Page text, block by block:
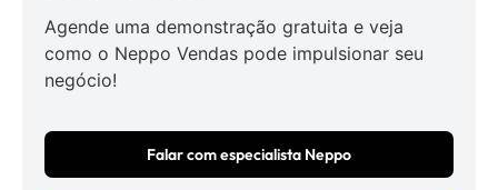
Agende uma demonstração gratuita e veja
como o Neppo Vendas pode impulsionar seu
negócio!
Falar com especialista Neppo